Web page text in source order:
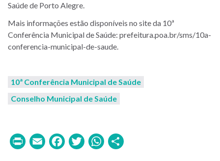
Saúde de Porto Alegre.
Mais informações estão disponíveis no site da 10ª
Conferência Municipal de Saúde: prefeitura.poa.br/sms/10a-
conferencia-municipal-de-saude.
10ª Conferência Municipal de Saúde
Conselho Municipal de Saúde
PrintEmailFacebook
TwitterWhatsApp